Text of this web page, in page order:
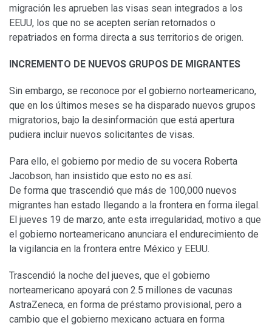
migración les aprueben las visas sean integrados a los
EEUU, los que no se acepten serían retornados o
repatriados en forma directa a sus territorios de origen.
INCREMENTO DE NUEVOS GRUPOS DE MIGRANTES
Sin embargo, se reconoce por el gobierno norteamericano,
que en los últimos meses se ha disparado nuevos grupos
migratorios, bajo la desinformación que está apertura
pudiera incluir nuevos solicitantes de visas.
Para ello, el gobierno por medio de su vocera Roberta
Jacobson, han insistido que esto no es así.
De forma que trascendió que más de 100,000 nuevos
migrantes han estado llegando a la frontera en forma ilegal.
El jueves 19 de marzo, ante esta irregularidad, motivo a que
el gobierno norteamericano anunciara el endurecimiento de
la vigilancia en la frontera entre México y EEUU.
Trascendió la noche del jueves, que el gobierno
norteamericano apoyará con 2.5 millones de vacunas
AstraZeneca, en forma de préstamo provisional, pero a
cambio que el gobierno mexicano actuara en forma